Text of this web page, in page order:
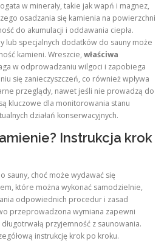
w minerały, takie jak wapń i magnez,
osadzania się kamienia na powierzchni
do akumulacji i oddawania ciepła.
lub specjalnych dodatków do sauny może
kamieni. Wreszcie, właściwa
w odprowadzaniu wilgoci i zapobiega
się zanieczyszczeń, co również wpływa
przeglądy, nawet jeśli nie prowadzą do
kluczowe dla monitorowania stanu
działań konserwacyjnych.
Instrukcja krok
sauny, choć może wydawać się
które można wykonać samodzielnie,
odpowiednich procedur i zasad
przeprowadzona wymiana zapewni
przyjemność z saunowania.
instrukcję krok po kroku.